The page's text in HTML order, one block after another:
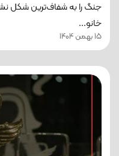
جنگ را به شفاف‌ترین شکل
خانو...
15 بهمن 1404